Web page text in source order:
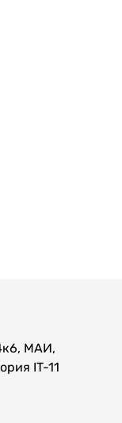
МАИ,
IT-11